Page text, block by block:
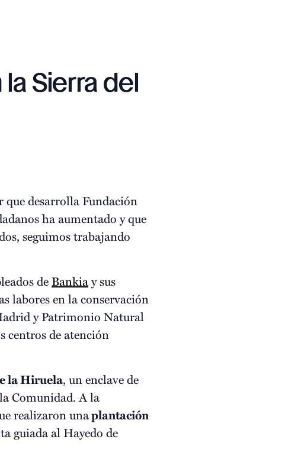
Sierra del
desarrolla Fundación
ha aumentado y que
seguimos trabajando
de Bankiay sus
labores en la conservación
y Patrimonio Natural
centros de atención
la Hiruela, un enclave de
Comunidad. A la
realizaron unaplantación
guiada al Hayedo de